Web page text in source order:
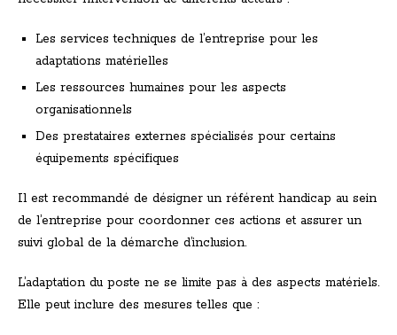
Les services techniques de l’entreprise pour les
adaptations matérielles
Les ressources humaines pour les aspects
organisationnels
Des prestataires externes spécialisés pour certains
équipements spécifiques
Il est recommandé de désigner un référent handicap au sein
de l’entreprise pour coordonner ces actions et assurer un
suivi global de la démarche d’inclusion.
L’adaptation du poste ne se limite pas à des aspects matériels.
Elle peut inclure des mesures telles que :